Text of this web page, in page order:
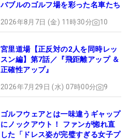
バブルのゴルフ場を彩った名車たち
2026年8月7日 (金) 11時30分 10
宮里道場【正反対の2人を同時レッ
スン編】第7話／『飛距離アップ ＆
正確性アップ』
2026年7月29日 (水) 07時00分 9
ゴルフウェアとは一味違うギャップ
にノックアウト！ ファンが惚れ直
した「ドレス姿が完璧すぎる女子プ